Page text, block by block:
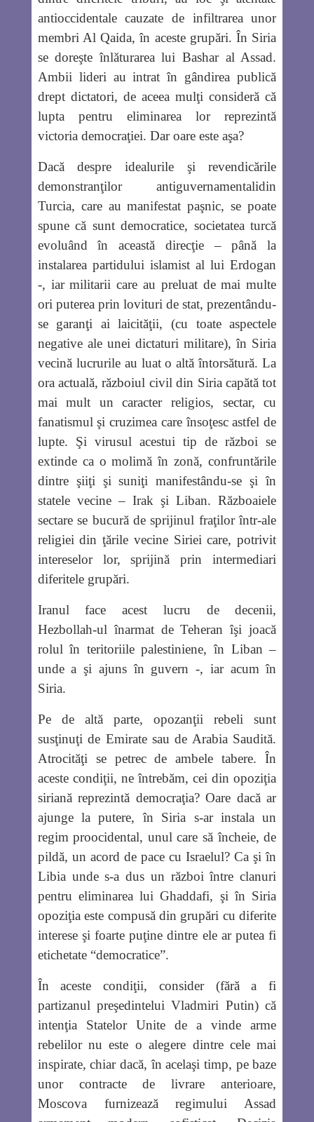
antioccidentale cauzate de infiltrarea unor
membri Al Qaida, în aceste grupări. În Siria
se doreşte înlăturarea lui Bashar al Assad.
Ambii lideri au intrat în gândirea publică
drept dictatori, de aceea mulţi consideră că
lupta pentru eliminarea lor reprezintă
victoria democraţiei. Dar oare este aşa?
Dacă despre idealurile şi revendicările
demonstranţilor antiguvernamentalidin
Turcia, care au manifestat paşnic, se poate
spune că sunt democratice, societatea turcă
evoluând în această direcţie – până la
instalarea partidului islamist al lui Erdogan
-, iar militarii care au preluat de mai multe
ori puterea prin lovituri de stat, prezentându-
se garanţi ai laicităţii, (cu toate aspectele
negative ale unei dictaturi militare), în Siria
vecină lucrurile au luat o altă întorsătură. La
ora actuală, războiul civil din Siria capătă tot
mai mult un caracter religios, sectar, cu
fanatismul şi cruzimea care însoţesc astfel de
lupte. Şi virusul acestui tip de război se
extinde ca o molimă în zonă, confruntările
dintre şiiţi şi suniţi manifestându-se şi în
statele vecine – Irak şi Liban. Războaiele
sectare se bucură de sprijinul fraţilor într-ale
religiei din ţările vecine Siriei care, potrivit
intereselor lor, sprijină prin intermediari
diferitele grupări.
Iranul face acest lucru de decenii,
Hezbollah-ul înarmat de Teheran îşi joacă
rolul în teritoriile palestiniene, în Liban –
unde a şi ajuns în guvern -, iar acum în
Siria.
Pe de altă parte, opozanţii rebeli sunt
susţinuţi de Emirate sau de Arabia Saudită.
Atrocităţi se petrec de ambele tabere. În
aceste condiţii, ne întrebăm, cei din opoziţia
siriană reprezintă democraţia? Oare dacă ar
ajunge la putere, în Siria s-ar instala un
regim proocidental, unul care să încheie, de
pildă, un acord de pace cu Israelul? Ca şi în
Libia unde s-a dus un război între clanuri
pentru eliminarea lui Ghaddafi, şi în Siria
opoziţia este compusă din grupări cu diferite
interese şi foarte puţine dintre ele ar putea fi
etichetate “democratice”.
În aceste condiţii, consider (fără a fi
partizanul preşedintelui Vladmiri Putin) că
intenţia Statelor Unite de a vinde arme
rebelilor nu este o alegere dintre cele mai
inspirate, chiar dacă, în acelaşi timp, pe baze
unor contracte de livrare anterioare,
Moscova furnizează regimului Assad